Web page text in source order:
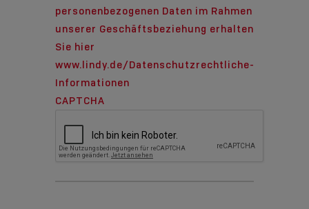
personenbezogenen Daten im Rahmen
unserer Geschäftsbeziehung erhalten
Sie hier
www.lindy.de/Datenschutzrechtliche-
Informationen
CAPTCHA